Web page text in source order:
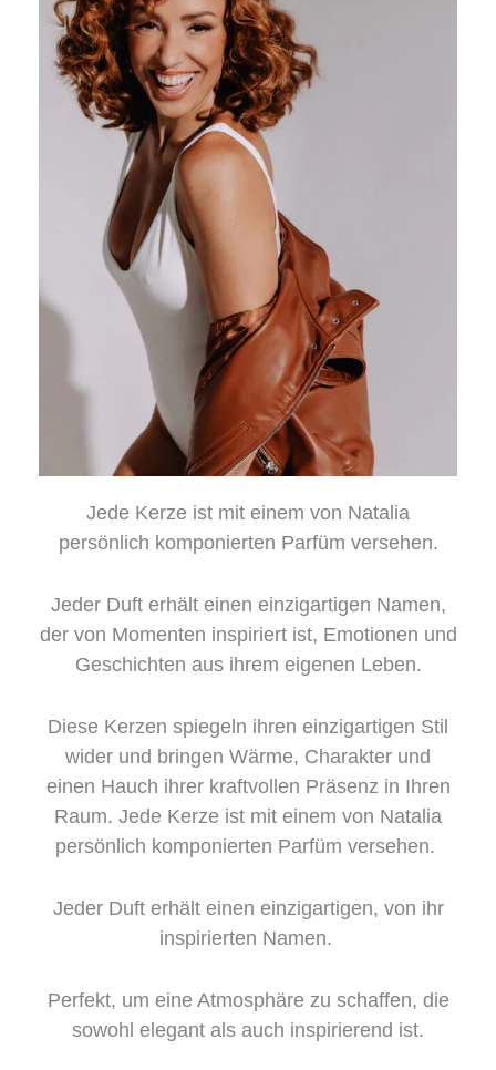
Jede Kerze ist mit einem von Natalia
persönlich komponierten Parfüm versehen.
Jeder Duft erhält einen einzigartigen Namen,
der von Momenten inspiriert ist, Emotionen und
Geschichten aus ihrem eigenen Leben.
Diese Kerzen spiegeln ihren einzigartigen Stil
wider und bringen Wärme, Charakter und
einen Hauch ihrer kraftvollen Präsenz in Ihren
Raum. Jede Kerze ist mit einem von Natalia
persönlich komponierten Parfüm versehen.
Jeder Duft erhält einen einzigartigen, von ihr
inspirierten Namen.
Perfekt, um eine Atmosphäre zu schaffen, die
sowohl elegant als auch inspirierend ist.